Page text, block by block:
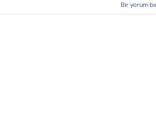
Bir yorum